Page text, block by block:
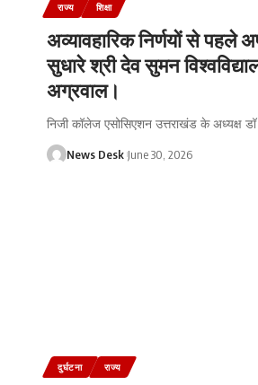
राज्य शिक्षा
अव्यावहारिक निर्णयों से पहले
सुधारे श्री देव सुमन
अग्रवाल।
निजी कॉलेज एसोसिएशन उत्तराखंड के अध्यक्ष
News Desk June 30, 2026
दुर्घटना राज्य